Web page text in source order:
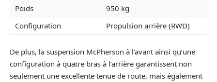
Poids
950 kg
Configuration
Propulsion arrière (RWD)
De plus, la suspension McPherson à l’avant ainsi qu’une
configuration à quatre bras à l’arrière garantissent non
seulement une excellente tenue de route, mais également